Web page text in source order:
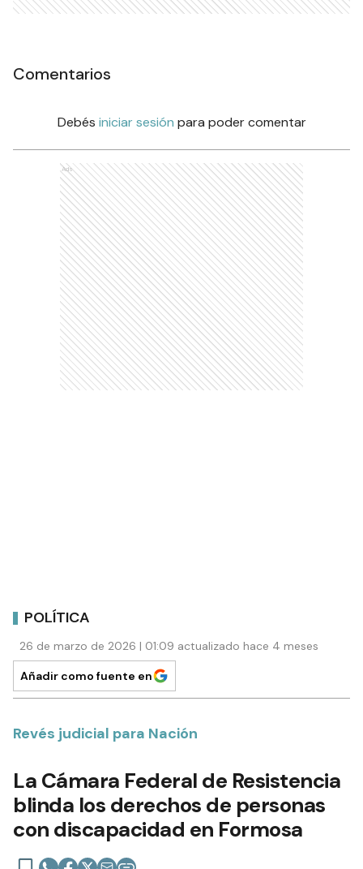
Comentarios
Debés iniciar sesión para poder comentar
Ads
POLÍTICA
26 de marzo de 2026 | 01:09 actualizado hace 4 meses
Añadir como fuente en
Revés judicial para Nación
La Cámara Federal de Resistencia
blinda los derechos de personas
con discapacidad en Formosa